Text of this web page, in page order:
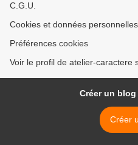
C.G.U.
Cookies et données personnelles
Préférences cookies
Voir le profil de atelier-caractere
Créer un
Créer